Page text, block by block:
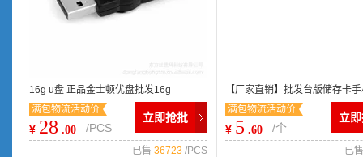
16g u盘 正品金士顿优盘批发16g
kingston 旋转 特价u盘16g 优盘
满包物流活动价
¥ 28 .00 /PCS
立即抢批
已售 36723 /PCS
【厂家直销】批发台版储存卡
卡TF卡2481632数码存储卡
满包物流活动价
¥ 5 .60 /个
立
已